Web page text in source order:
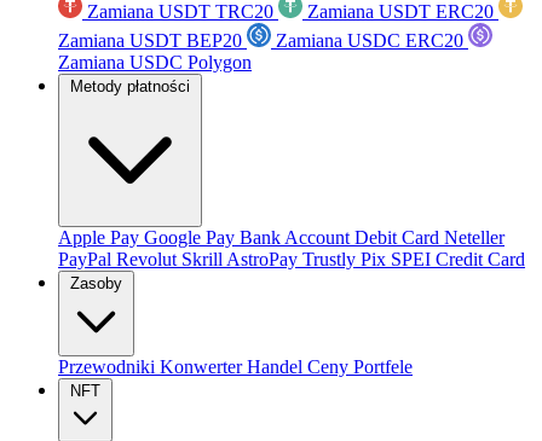
Zamiana USDT TRC20
Zamiana USDT ERC20
Zamiana USDT BEP20
Zamiana USDC ERC20
Zamiana USDC Polygon
Metody płatności
Apple Pay Google Pay Bank Account Debit Card Neteller
PayPal Revolut Skrill AstroPay Trustly Pix SPEI Credit Card
Zasoby
Przewodniki KonwerterHandel Ceny Portfele
NFT